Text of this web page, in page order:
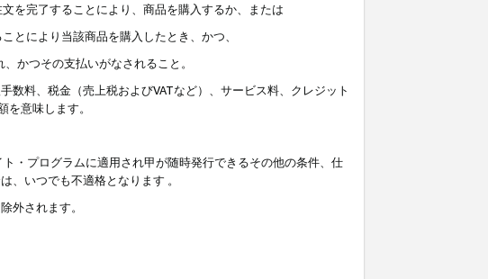
を完了することにより、商品を購入するか、または
とにより当該商品を購入したとき、かつ、
かつその支払いがなされること。
数料、税金（売上税およびVATなど）、サービス料、クレジット
意味します。
・プログラムに適用され甲が随時発行できるその他の条件、仕
、いつでも不適格となります 。
外されます。